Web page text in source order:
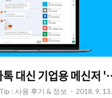
대신 기업용 메신저 '
: 사용 후기 & 정보
2018. 9. 13.